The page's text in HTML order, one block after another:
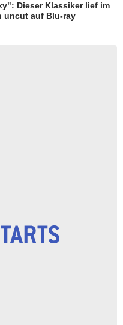
Dieser Klassiker lief im
uncut auf Blu-ray